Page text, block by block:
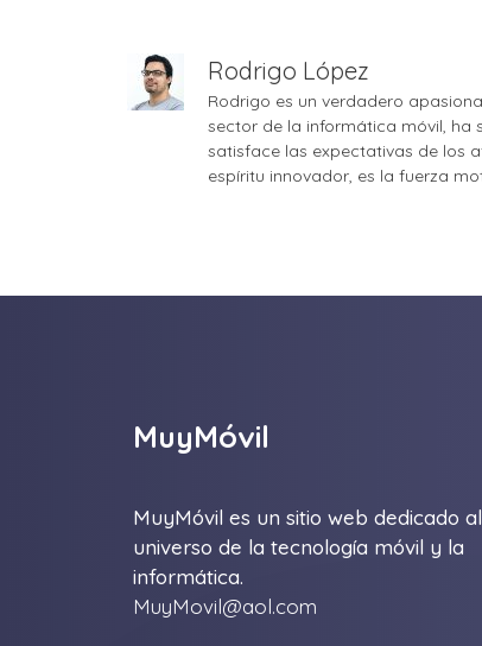
Rodrigo López
Rodrigo es un verdadero
sector de la informática móvil,
satisface las expectativas de los
espíritu innovador, es la fuerza
MuyMóvil
MuyMóvil es un sitio web dedicado al
universo de la tecnología móvil y la
informática.
MuyMovil@aol.com